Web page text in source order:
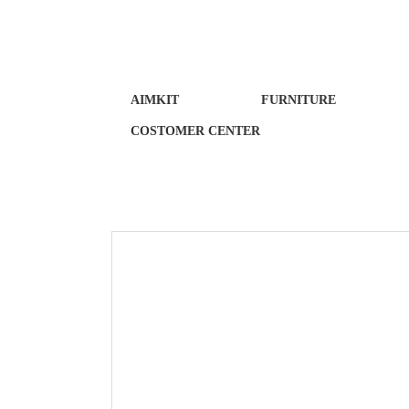
AIMKIT FURNITURE
COSTOMER CENTER